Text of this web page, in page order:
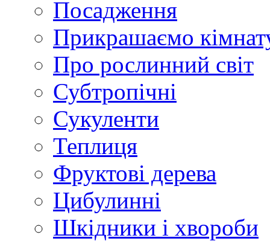
Посадження
Прикрашаємо
Про рослинний світ
Субтропічні
Сукуленти
Теплиця
Фруктові дерева
Цибулинні
Шкідники і хвороби